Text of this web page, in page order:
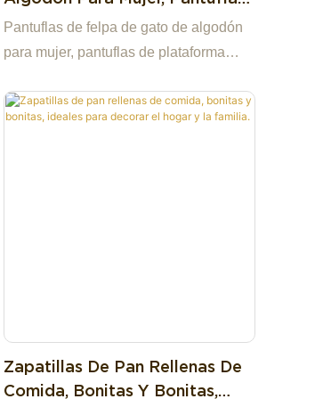
De Plataforma Para Interior,
Pantuflas De Invierno Para
Mujer
Pantuflas de felpa de gato de algodón
para mujer, pantuflas de plataforma
casa, zapatos cálidos para mujer
Zapatillas De Pan Rellenas De
Comida, Bonitas Y Bonitas,